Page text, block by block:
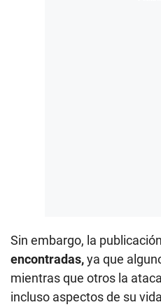
Sin embargo, la
encontradas,ya que
mientras que otros la
incluso aspectos de su